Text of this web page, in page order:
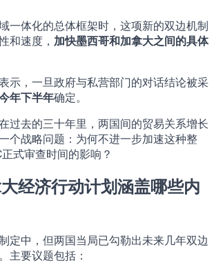
一体化的总体框架时，这项新的双边机制
和速度， 加快墨西哥和加拿大之间的具体
示，一旦政府与私营部门的对话结论被采
年下半年确定。
过去的三十年里，两国间的贸易关系增长
个战略问题：为何不进一步加速这种整
式审查时间的影响？
经济行动计划涵盖哪些内
定中，但两国当局已勾勒出未来几年双边
主要议题包括：